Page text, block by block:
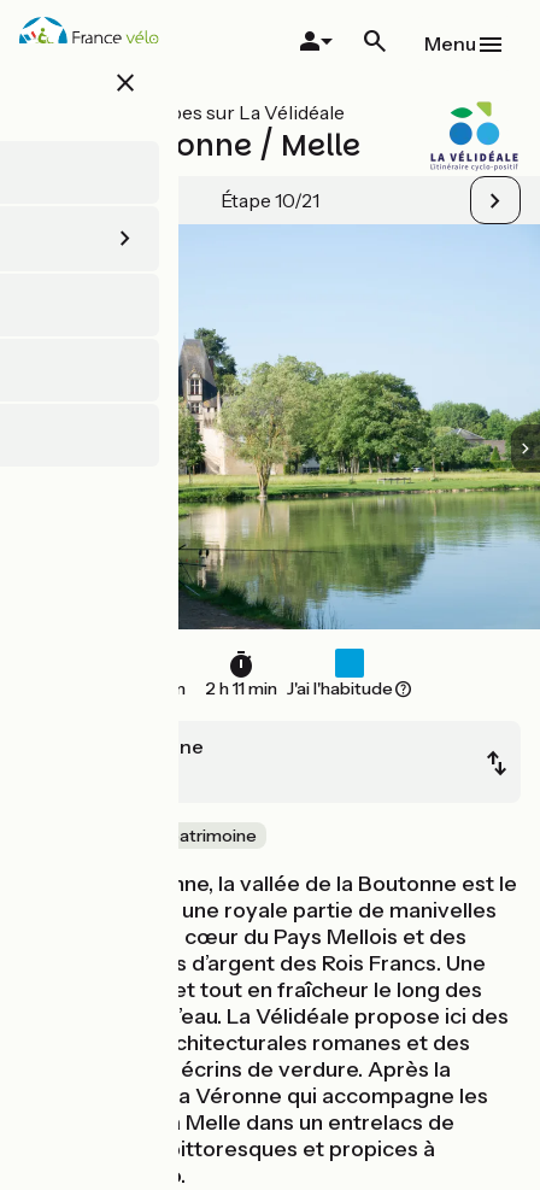
Aller
au
close
Menu
Toutes les étapes sur La Vélidéale
Chef-Boutonne / Melle
Étape 10/21
33 km 2 h 11 min J'ai l'habitude
Chef-Boutonne
Nature & petit patrimoine
De Chef-Boutonne, la vallée de la Boutonne est le
fil d'Ariane pour une royale partie de manivelles
jusqu’à Melle, au cœur du Pays Mellois et des
anciennes mines d’argent des Rois Francs. Une
étape familiale et tout en fraîcheur le long des
rives du cours d’eau. La Vélidéale propose ici des
découvertes architecturales romanes et des
haltes dans des écrins de verdure. Après la
Boutonne c’est la Véronne qui accompagne les
cyclistes jusqu’à Melle dans un entrelacs de
petites routes pittoresques et propices à
musarder à vélo.